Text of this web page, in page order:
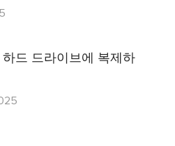
하드 드라이브에 복제하